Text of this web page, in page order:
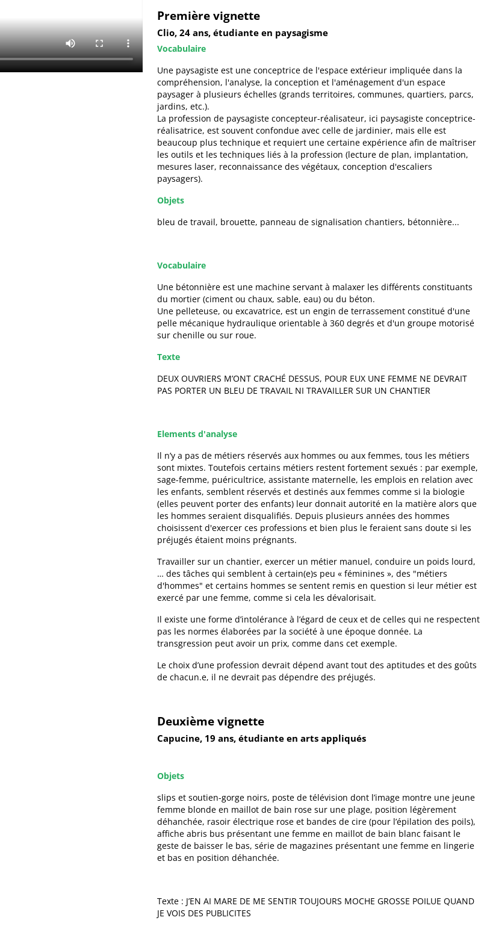
Première vignette
Clio, 24 ans, étudiante en paysagisme
Vocabulaire
Une paysagiste est une conceptrice de l'espace extérieur impliquée dans la
compréhension, l'analyse, la conception et l'aménagement d'un espace
paysager à plusieurs échelles (grands territoires, communes, quartiers, parcs,
jardins, etc.).
La profession de paysagiste concepteur-réalisateur, ici paysagiste conceptrice-
réalisatrice, est souvent confondue avec celle de jardinier, mais elle est
beaucoup plus technique et requiert une certaine expérience afin de maîtriser
les outils et les techniques liés à la profession (lecture de plan, implantation,
mesures laser, reconnaissance des végétaux, conception d'escaliers
paysagers).
Objets
bleu de travail, brouette, panneau de signalisation chantiers, bétonnière...
Vocabulaire
Une bétonnière est une machine servant à malaxer les différents constituants
du mortier (ciment ou chaux, sable, eau) ou du béton.
Une pelleteuse, ou excavatrice, est un engin de terrassement constitué d'une
pelle mécanique hydraulique orientable à 360 degrés et d'un groupe motorisé
sur chenille ou sur roue.
Texte
DEUX OUVRIERS M’ONT CRACHÉ DESSUS, POUR EUX UNE FEMME NE DEVRAIT
PAS PORTER UN BLEU DE TRAVAIL NI TRAVAILLER SUR UN CHANTIER
Elements d'analyse
Il n’y a pas de métiers réservés aux hommes ou aux femmes, tous les métiers
sont mixtes. Toutefois certains métiers restent fortement sexués : par exemple,
sage-femme, puéricultrice, assistante maternelle, les emplois en relation avec
les enfants, semblent réservés et destinés aux femmes comme si la biologie
(elles peuvent porter des enfants) leur donnait autorité en la matière alors que
les hommes seraient disqualifiés. Depuis plusieurs années des hommes
choisissent d'exercer ces professions et bien plus le feraient sans doute si les
préjugés étaient moins prégnants.
Travailler sur un chantier, exercer un métier manuel, conduire un poids lourd,
… des tâches qui semblent à certain(e)s peu « féminines », des "métiers
d'hommes" et certains hommes se sentent remis en question si leur métier est
exercé par une femme, comme si cela les dévalorisait.
Il existe une forme d’intolérance à l’égard de ceux et de celles qui ne respectent
pas les normes élaborées par la société à une époque donnée. La
transgression peut avoir un prix, comme dans cet exemple.
Le choix d’une profession devrait dépend avant tout des aptitudes et des goûts
de chacun.e, il ne devrait pas dépendre des préjugés.
Deuxième vignette
Capucine, 19 ans, étudiante en arts appliqués
Objets
slips et soutien-gorge noirs, poste de télévision dont l’image montre une jeune
femme blonde en maillot de bain rose sur une plage, position légèrement
déhanchée, rasoir électrique rose et bandes de cire (pour l’épilation des poils),
affiche abris bus présentant une femme en maillot de bain blanc faisant le
geste de baisser le bas, série de magazines présentant une femme en lingerie
et bas en position déhanchée.
Texte : J’EN AI MARE DE ME SENTIR TOUJOURS MOCHE GROSSE POILUE QUAND
JE VOIS DES PUBLICITES